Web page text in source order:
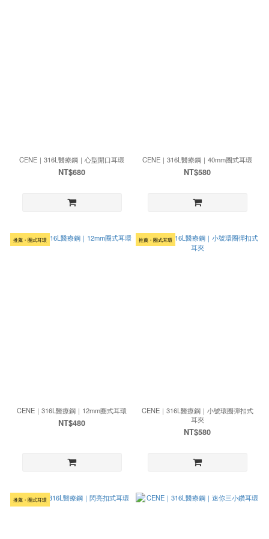
CENE｜316L醫療鋼｜心型開口耳環
NT$680
CENE｜316L醫療鋼｜40mm圈式耳環
NT$580
推薦・圈式耳環
CENE｜316L醫療鋼｜12mm圈式耳環
NT$480
推薦・圈式耳環
CENE｜316L醫療鋼｜小號環圈彈扣式
耳夾
NT$580
推薦・圈式耳環